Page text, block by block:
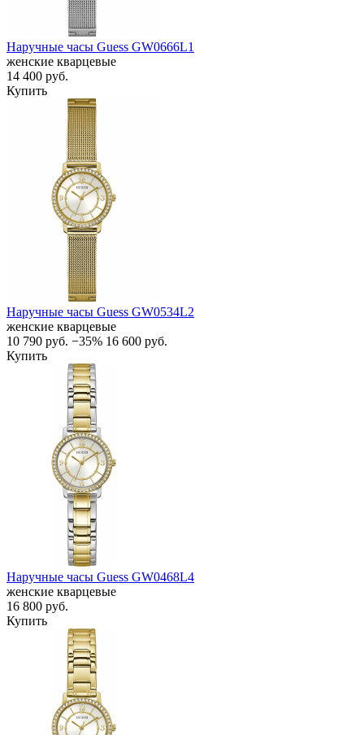
Наручные часы Guess GW0666L1
женские кварцевые
14 400 руб.
Купить
Наручные часы Guess GW0534L2
женские кварцевые
10 790 руб. −35% 16 600 руб.
Купить
Наручные часы Guess GW0468L4
женские кварцевые
16 800 руб.
Купить